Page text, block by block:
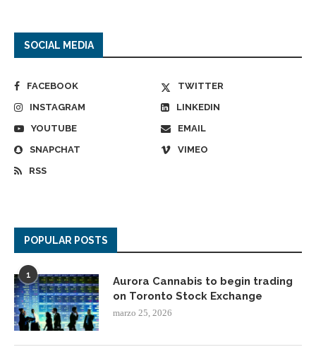
SOCIAL MEDIA
FACEBOOK
TWITTER
INSTAGRAM
LINKEDIN
YOUTUBE
EMAIL
SNAPCHAT
VIMEO
RSS
POPULAR POSTS
1
Aurora Cannabis to begin trading
on Toronto Stock Exchange
marzo 25, 2026